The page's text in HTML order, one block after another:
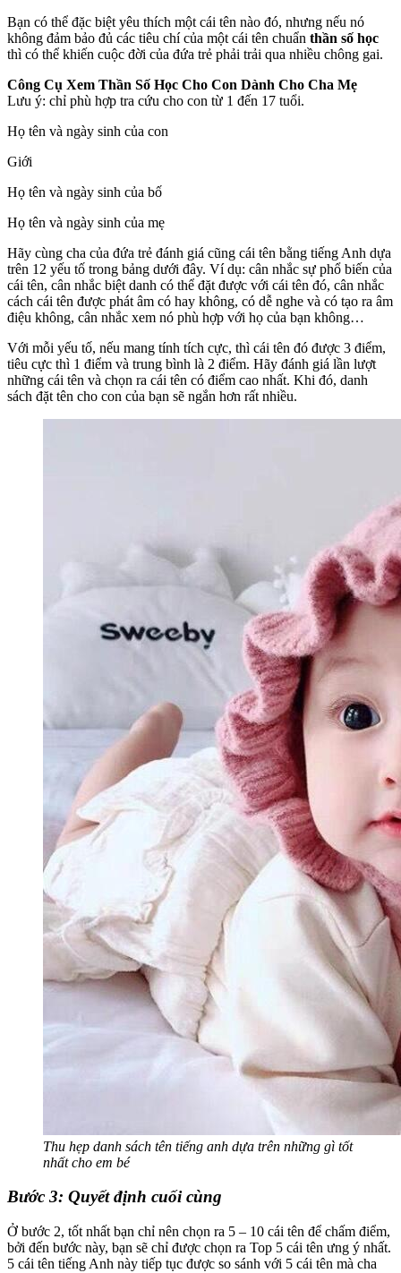
Bạn có thể đặc biệt yêu thích một cái tên nào đó, nhưng nếu nó
không đảm bảo đủ các tiêu chí của một cái tên chuẩn thần số học
thì có thể khiến cuộc đời của đứa trẻ phải trải qua nhiều chông gai.
Công Cụ Xem Thần Số Học Cho Con Dành Cho Cha Mẹ
Lưu ý: chỉ phù hợp tra cứu cho con từ 1 đến 17 tuổi.
Họ tên và ngày sinh của con
Giới
Họ tên và ngày sinh của bố
Họ tên và ngày sinh của mẹ
Hãy cùng cha của đứa trẻ đánh giá cũng cái tên bằng tiếng Anh dựa
trên 12 yếu tố trong bảng dưới đây. Ví dụ: cân nhắc sự phổ biến của
cái tên, cân nhắc biệt danh có thể đặt được với cái tên đó, cân nhắc
cách cái tên được phát âm có hay không, có dễ nghe và có tạo ra âm
điệu không, cân nhắc xem nó phù hợp với họ của bạn không…
Với mỗi yếu tố, nếu mang tính tích cực, thì cái tên đó được 3 điểm,
tiêu cực thì 1 điểm và trung bình là 2 điểm. Hãy đánh giá lần lượt
những cái tên và chọn ra cái tên có điểm cao nhất. Khi đó, danh
sách đặt tên cho con của bạn sẽ ngắn hơn rất nhiều.
Thu hẹp danh sách tên tiếng anh dựa trên những gì tốt
nhất cho em bé
Bước 3: Quyết định cuối cùng
Ở bước 2, tốt nhất bạn chỉ nên chọn ra 5 – 10 cái tên để chấm điểm,
bởi đến bước này, bạn sẽ chỉ được chọn ra Top 5 cái tên ưng ý nhất.
5 cái tên tiếng Anh này tiếp tục được so sánh với 5 cái tên mà cha